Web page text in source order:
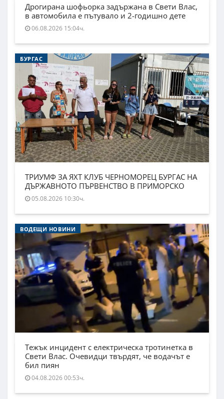
Дрогирана шофьорка задържана в Свети Влас,
в автомобила е пътувало и 2-годишно дете
06.08.2026 15:04ч.
БУРГАС
ТРИУМФ ЗА ЯХТ КЛУБ ЧЕРНОМОРЕЦ БУРГАС НА
ДЪРЖАВНОТО ПЪРВЕНСТВО В ПРИМОРСКО
05.08.2026 10:30ч.
ВОДЕЩИ НОВИНИ
Тежък инцидент с електрическа тротинетка в
Свети Влас. Очевидци твърдят, че водачът е
бил пиян
04.08.2026 00:53ч.